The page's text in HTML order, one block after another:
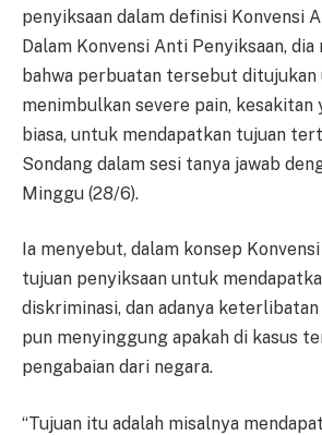
penyiksaan dalam definisi Konvensi
Dalam Konvensi Anti Penyiksaan,
bahwa perbuatan tersebut ditujukan
menimbulkan severe pain, kesakitan
biasa, untuk mendapatkan tujuan
Sondang dalam sesi tanya jawab
Minggu (28/6).
Ia menyebut, dalam konsep
tujuan penyiksaan untuk
diskriminasi, dan adanya
pun menyinggung apakah di kasus
pengabaian dari negara.
“Tujuan itu adalah misalnya